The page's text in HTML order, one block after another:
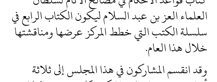
العلماء العز بن عبد السلام ليكون الكتاب الرابع في
سلسلة الكتب التي خطط المركز عرضها ومناقشتها
خلال هذا العام.
وقد انقسم المشاركون في هذا المجلس إلى ثلاثة